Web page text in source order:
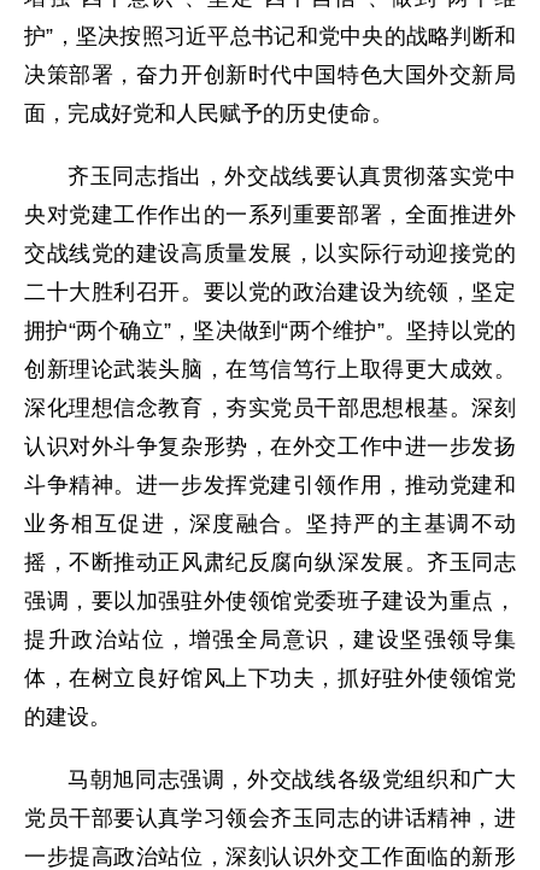
护”，坚决按照习近平总书记和党中央的战略判断和
决策部署，奋力开创新时代中国特色大国外交新局
面，完成好党和人民赋予的历史使命。
齐玉同志指出，外交战线要认真贯彻落实党中
央对党建工作作出的一系列重要部署，全面推进外
交战线党的建设高质量发展，以实际行动迎接党的
二十大胜利召开。要以党的政治建设为统领，坚定
拥护“两个确立”，坚决做到“两个维护”。坚持以党的
创新理论武装头脑，在笃信笃行上取得更大成效。
深化理想信念教育，夯实党员干部思想根基。深刻
认识对外斗争复杂形势，在外交工作中进一步发扬
斗争精神。进一步发挥党建引领作用，推动党建和
业务相互促进，深度融合。坚持严的主基调不动
摇，不断推动正风肃纪反腐向纵深发展。齐玉同志
强调，要以加强驻外使领馆党委班子建设为重点，
提升政治站位，增强全局意识，建设坚强领导集
体，在树立良好馆风上下功夫，抓好驻外使领馆党
的建设。
马朝旭同志强调，外交战线各级党组织和广大
党员干部要认真学习领会齐玉同志的讲话精神，进
一步提高政治站位，深刻认识外交工作面临的新形